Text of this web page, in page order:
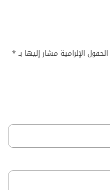
الحقول الإلزامية مشار إليها بـ *